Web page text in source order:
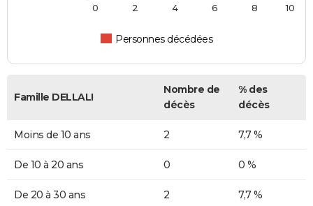
Personnes décédées
0 2 4 6 8 10
Famille DELLALI
Nombre de
décès
% des
décès
Moins de 10 ans 2 7,7 %
De 10 à 20 ans 0 0 %
De 20 à 30 ans 2 7,7 %